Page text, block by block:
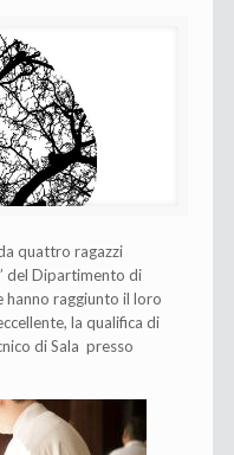
quattro ragazzi
del Dipartimento di
hanno raggiunto il loro
la qualifica di
di Sala presso